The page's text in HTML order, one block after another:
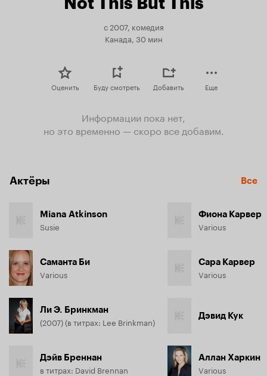
с 2007, комедия
Канада, 30 мин
Оценить Буду смотреть Добавить Еще
Информации пока нет,
но это временно — скоро все добавим.
Актёры Все
Miana Atkinson
Susie
Саманта Би
Various
Ли Э. Бринкман
(2007) (в титрах: Lee Brinkman)
Дэйв Бреннан
в титрах: David Brennan
Фиона Карвер
Various
Сара Карвер
Various
Дэвид Кук
Аллан Харкин
Various